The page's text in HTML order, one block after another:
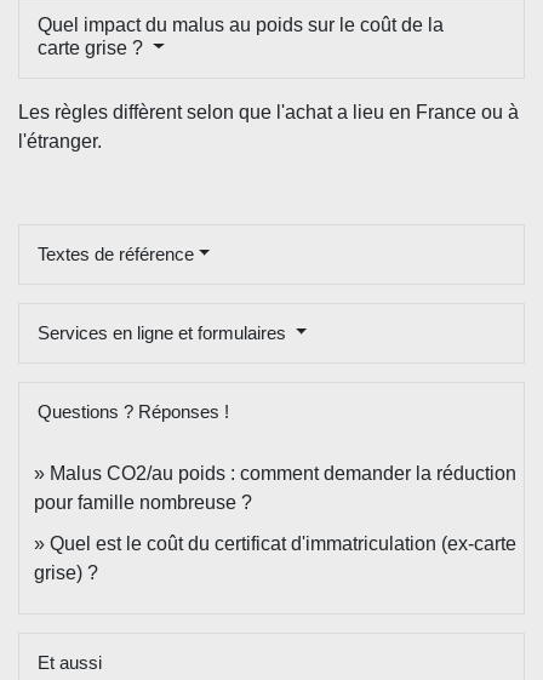
Quel impact du malus au poids sur le coût de la
carte grise ?
Les règles diffèrent selon que l'achat a lieu en France ou à
l'étranger.
Textes de référence
Services en ligne et formulaires
Questions ? Réponses !
Malus CO2/au poids : comment demander la réduction
pour famille nombreuse ?
Quel est le coût du certificat d'immatriculation (ex-carte
grise) ?
Et aussi